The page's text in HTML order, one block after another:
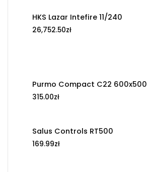
HKS Lazar Intefire 11/240
26,752.50zł
Purmo Compact C22 600x500
315.00zł
Salus Controls RT500
169.99zł